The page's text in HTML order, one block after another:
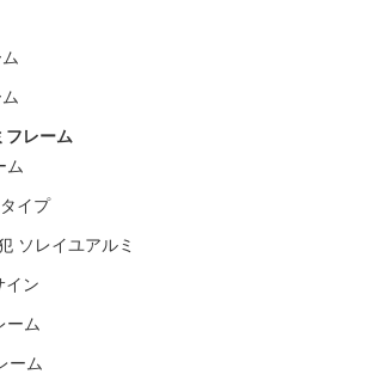
フレーム
ム
イプ
ソレイユアルミ
イン
ーム
ーム